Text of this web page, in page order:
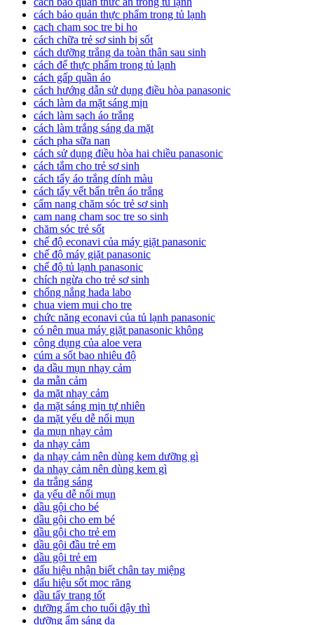
cách bảo quản thực phẩm trong tủ lạnh
cach cham soc tre bi ho
cách chữa trẻ sơ sinh bị sốt
cách dưỡng trắng da toàn thân sau sinh
cách để thực phẩm trong tủ lạnh
cách gấp quần áo
cách hướng dẫn sử dụng điều hòa panasonic
cách làm da mặt sáng mịn
cách làm sạch áo trắng
cách làm trắng sáng da mặt
cách pha sữa nan
cách sử dụng điều hòa hai chiều panasonic
cách tắm cho trẻ sơ sinh
cách tẩy áo trắng dính màu
cách tẩy vết bẩn trên áo trắng
cẩm nang chăm sóc trẻ sơ sinh
cam nang cham soc tre so sinh
chăm sóc trẻ sốt
chế độ econavi của máy giặt panasonic
chế độ máy giặt panasonic
chế độ tủ lạnh panasonic
chích ngừa cho trẻ sơ sinh
chống nắng hada labo
chua viem mui cho tre
chức năng econavi của tủ lạnh panasonic
có nên mua máy giặt panasonic không
công dụng của aloe vera
cúm a sốt bao nhiêu độ
da dầu mụn nhạy cảm
da mẫn cảm
da mặt nhạy cảm
da mặt sáng mịn tự nhiên
da mặt yếu dễ nổi mụn
da mụn nhạy cảm
da nhạy cảm
da nhạy cảm nên dùng kem dưỡng gì
da nhạy cảm nên dùng kem gì
da trắng sáng
da yếu dễ nổi mụn
dầu gội cho bé
dầu gội cho em bé
dầu gội cho trẻ em
dầu gội đầu trẻ em
dầu gội trẻ em
dấu hiệu nhận biết chân tay miệng
dấu hiệu sốt mọc răng
dầu tẩy trang tốt
dưỡng ẩm cho tuổi dậy thì
dưỡng ẩm sáng da